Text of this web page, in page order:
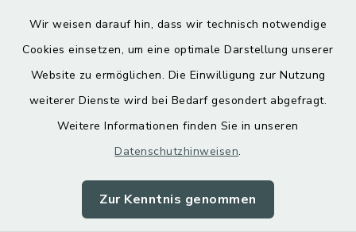
Wir weisen darauf hin, dass wir technisch notwendige
Cookies einsetzen, um eine optimale Darstellung unserer
Website zu ermöglichen. Die Einwilligung zur Nutzung
weiterer Dienste wird bei Bedarf gesondert abgefragt.
Weitere Informationen finden Sie in unseren
Datenschutzhinweisen.
Zur Kenntnis genommen
Datenschutz
Impressum
Sitemap
Cookie-Einstellungen